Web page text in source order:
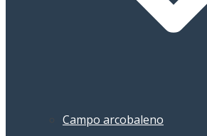
Campo arcobaleno